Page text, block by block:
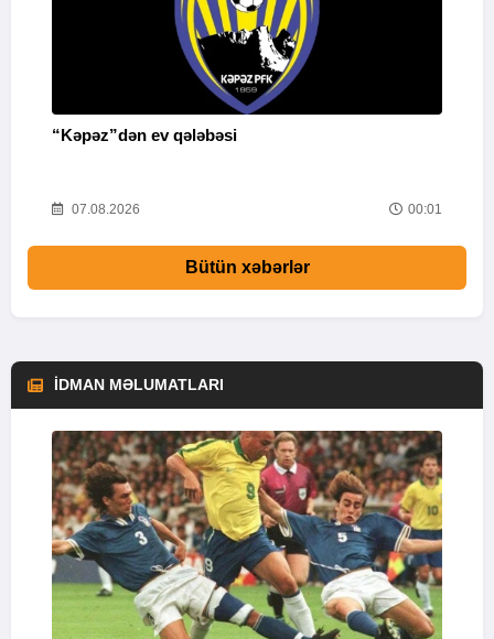
“Kəpəz”dən ev qələbəsi
07.08.2026 00:01
Bütün xəbərlər
İDMAN MƏLUMATLARI